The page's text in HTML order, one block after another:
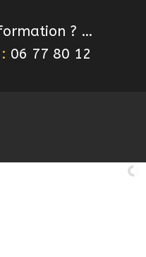
? …
06 77 80 12